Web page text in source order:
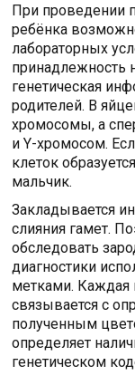
При проведении
ребёнка
лабораторных
принадлежность
генетическая
родителей. В
хромосомы, а
и Y-хромосом.
клеток
мальчик.
Закладывается
слияния гамет.
обследовать
диагностики
метками. Каждая
связывается с
полученным
определяет
генетическом